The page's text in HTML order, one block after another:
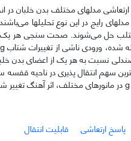
مدل­های مختلف بدن خلبان در
رایج در این نوع تحلیل­ها
متلب حل می‌شوند. صحت سنجی هر یک
شده، ورودی ناشی از تغییرات شتابg
صندلی نسبت به هر یک از اعضای بدن
سهم انتقال پذیری در ناحیه قفسه
gدر مانورهای مختلف، اثر آهنگ
پاسخ ارتعاشی
قابلیت انتقال